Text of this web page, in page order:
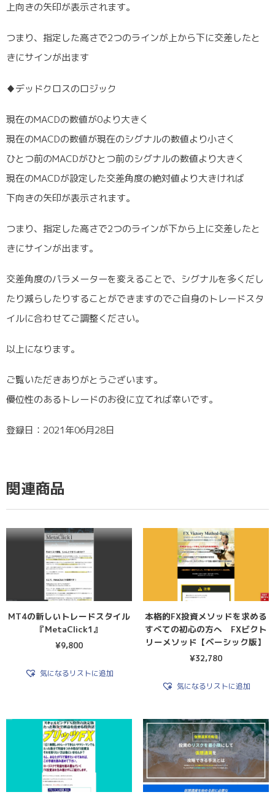
上向きの矢印が表示されます。
つまり、指定した高さで2つのラインが上から下に交差したと
きにサインが出ます
♦デッドクロスのロジック
現在のMACDの数値が0より大きく
現在のMACDの数値が現在のシグナルの数値より小さく
ひとつ前のMACDがひとつ前のシグナルの数値より大きく
現在のMACDが設定した交差角度の絶対値より大きければ
下向きの矢印が表示されます。
つまり、指定した高さで2つのラインが下から上に交差したと
きにサインが出ます。
交差角度のパラメーターを変えることで、シグナルを多くだし
たり減らしたりすることができますのでご自身のトレードスタ
イルに合わせてご調整ください。
以上になります。
ご覧いただきありがとうございます。
優位性のあるトレードのお役に立てれば幸いです。
登録日：2021年06月28日
関連商品
MT4の新しいトレードスタイル
『MetaClick1』
¥9,800
気になるリストに追加
本格的FX投資メソッドを求める
すべての初心の方へ FXビクト
リーメソッド【ベーシック版】
¥32,780
気になるリストに追加